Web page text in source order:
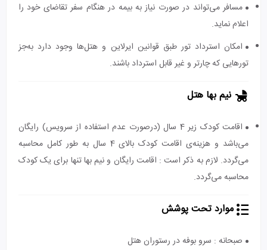
مسافر می‌تواند در صورت نیاز به بیمه در هنگام سفر تقاضای خود را
اعلام نماید.
امکان استرداد تور طبق قوانین ایرلاین و هتل‌ها وجود دارد به‌جز
تورهایی که چارتر و غیر قابل استرداد باشند.
نیم بها هتل
اقامت کودک زیر 4 سال (درصورت عدم استفاده از سرویس) رایگان
می‌باشد و هزینه‌ی اقامت کودک بالای 4 سال به طور کامل محاسبه
می‌گردد. لازم به ذکر است : اقامت رایگان و نیم بها تنها برای یک کودک
محاسبه می‌گردد.
موارد تحت پوشش
صبحانه : سرو بوفه در رستوران هتل